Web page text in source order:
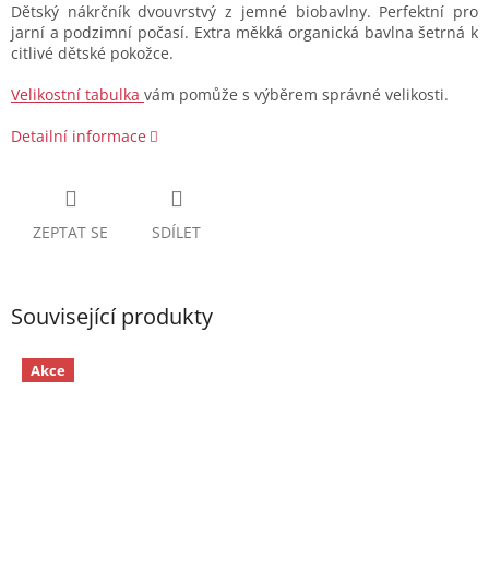
Dětský nákrčník dvouvrstvý z jemné biobavlny. Perfektní pro
jarní a podzimní počasí. Extra měkká organická bavlna šetrná k
citlivé dětské pokožce.
Velikostní tabulka vám pomůže s výběrem správné velikosti.
Detailní informace
ZEPTAT SE SDÍLET
Související produkty
Akce